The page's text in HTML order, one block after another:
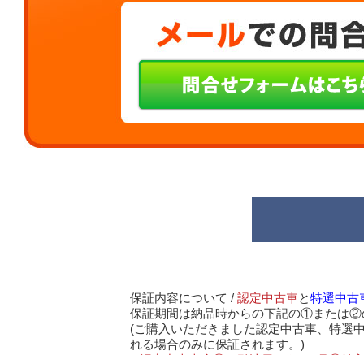
保証内容について / 認定中古車と特選中古
保証期間は納品時からの下記の①または②
(ご購入いただきました認定中古車、特選
れる場合のみに保証されます。)